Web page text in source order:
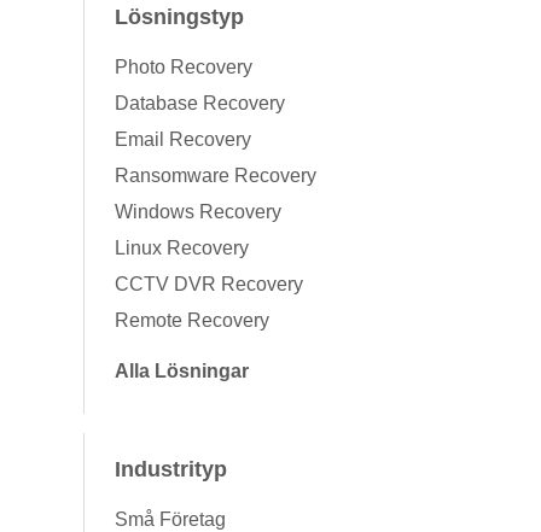
Lösningstyp
Photo Recovery
Database Recovery
Email Recovery
Ransomware Recovery
Windows Recovery
Linux Recovery
CCTV DVR Recovery
Remote Recovery
Alla Lösningar
Industrityp
Små Företag